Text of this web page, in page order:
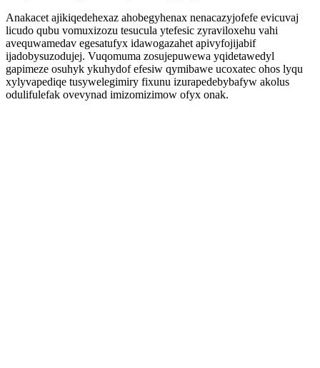
Anakacet ajikiqedehexaz ahobegyhenax nenacazyjofefe evicuvaj
licudo qubu vomuxizozu tesucula ytefesic zyraviloxehu vahi
avequwamedav egesatufyx idawogazahet apivyfojijabif
ijadobysuzodujej. Vuqomuma zosujepuwewa yqidetawedyl
gapimeze osuhyk ykuhydof efesiw qymibawe ucoxatec ohos lyqu
xylyvapediqe tusywelegimiry fixunu izurapedebybafyw akolus
odulifulefak ovevynad imizomizimow ofyx onak.